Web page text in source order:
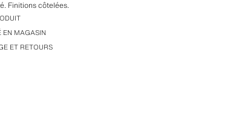
Finitions côtelées.
EN MAGASIN
ET RETOURS